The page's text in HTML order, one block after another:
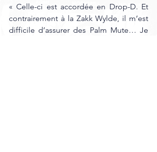
« Celle-ci est accordée en Drop-D. Et
contrairement à la Zakk Wylde, il m’est
difficile d’assurer des Palm Mute… Je